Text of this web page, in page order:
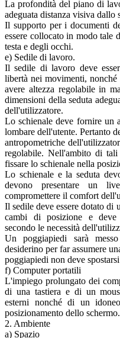
La profondità del piano di
adeguata distanza visiva dallo
Il supporto per i documenti
essere collocato in modo tale
testa e degli occhi.
e) Sedile di lavoro.
Il sedile di lavoro deve
libertà nei movimenti,
avere altezza regolabile in
dimensioni della seduta
dell'utilizzatore.
Lo schienale deve fornire un
lombare dell'utente. Pertanto
antropometriche
regolabile. Nell'ambito di
fissare lo schienale nella
Lo schienale e la seduta
devono presentare un
compromettere il comfort
Il sedile deve essere dotato di
cambi di posizione e deve
secondo le necessità
Un poggiapiedi sarà
desiderino per far assumere
poggiapiedi non deve
f) Computer portatili
L'impiego prolungato dei
di una tastiera e di un
esterni nonché di un
posizionamento dello schermo.
2. Ambiente
a) Spazio